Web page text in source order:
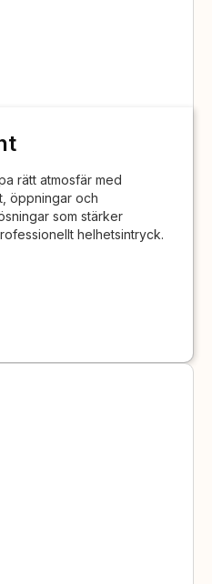
rätt atmosfär med
öppningar och
som stärker
helhetsintryck.